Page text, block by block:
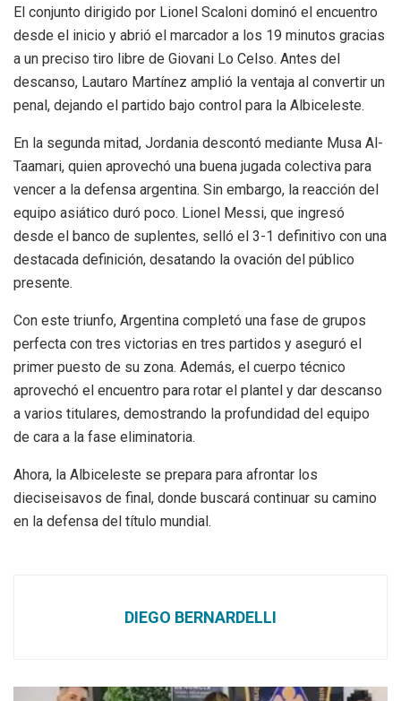
El conjunto dirigido por Lionel Scaloni dominó el encuentro
desde el inicio y abrió el marcador a los 19 minutos gracias
a un preciso tiro libre de Giovani Lo Celso. Antes del
descanso, Lautaro Martínez amplió la ventaja al convertir un
penal, dejando el partido bajo control para la Albiceleste.
En la segunda mitad, Jordania descontó mediante Musa Al-
Taamari, quien aprovechó una buena jugada colectiva para
vencer a la defensa argentina. Sin embargo, la reacción del
equipo asiático duró poco. Lionel Messi, que ingresó
desde el banco de suplentes, selló el 3-1 definitivo con una
destacada definición, desatando la ovación del público
presente.
Con este triunfo, Argentina completó una fase de grupos
perfecta con tres victorias en tres partidos y aseguró el
primer puesto de su zona. Además, el cuerpo técnico
aprovechó el encuentro para rotar el plantel y dar descanso
a varios titulares, demostrando la profundidad del equipo
de cara a la fase eliminatoria.
Ahora, la Albiceleste se prepara para afrontar los
dieciseisavos de final, donde buscará continuar su camino
en la defensa del título mundial.
DIEGO BERNARDELLI